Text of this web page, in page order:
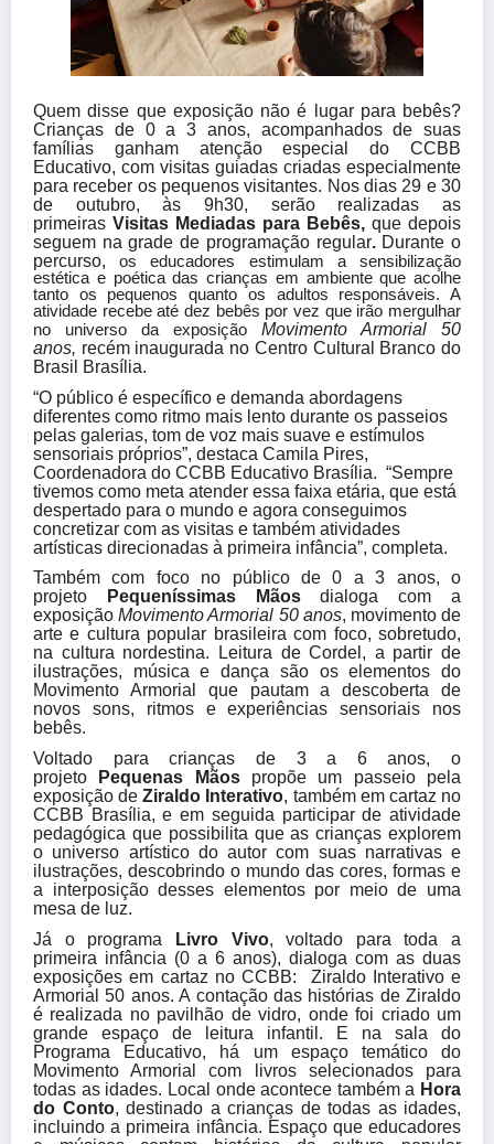
Quem disse que exposição não é lugar para bebês?
Crianças de 0 a 3 anos, acompanhados de suas
famílias ganham atenção especial do CCBB
Educativo, com visitas guiadas criadas especialmente
para receber os pequenos visitantes. Nos dias 29 e 30
de outubro, às 9h30, serão realizadas as
primeiras Visitas Mediadas para Bebês, que depois
seguem na grade de programação regular. Durante o
percurso,os educadores estimulam a sensibilização
estética e poética das crianças em ambiente que acolhe
tanto os pequenos quanto os adultos responsáveis. A
atividade recebe até dez bebês por vez que irão mergulhar
no universo da exposição
Movimento Armorial 50
anos, recém inaugurada no Centro Cultural Branco do
Brasil Brasília.
“O público é específico e demanda abordagens
diferentes como ritmo mais lento durante os passeios
pelas galerias, tom de voz mais suave e estímulos
sensoriais próprios”, destaca Camila Pires,
Coordenadora do CCBB Educativo Brasília. “Sempre
tivemos como meta atender essa faixa etária, que está
despertado para o mundo e agora conseguimos
concretizar com as visitas e também atividades
artísticas direcionadas à primeira infância”, completa.
Também com foco no público de 0 a 3 anos, o
projeto
Pequeníssimas Mãosdialoga com a
exposiçãoMovimento Armorial 50 anos, movimento de
arte e cultura popular brasileira com foco, sobretudo,
na cultura nordestina. Leitura de Cordel, a partir de
ilustrações, música e dança são os elementos do
Movimento Armorial que pautam a descoberta de
novos sons, ritmos e experiências sensoriais nos
bebês.
Voltado para crianças de 3 a 6 anos, o
projeto
Pequenas Mãospropõe um passeio pela
exposição deZiraldo Interativo, também em cartaz no
CCBB Brasília, e em seguida participar de atividade
pedagógica que possibilita que as crianças explorem
o universo artístico do autor com suas narrativas e
ilustrações, descobrindo o mundo das cores, formas e
a interposição desses elementos por meio de uma
mesa de luz.
Já o programa
Livro Vivo, voltado para toda a
primeira infância (0 a 6 anos), dialoga com as duas
exposições em cartaz no CCBB: Ziraldo Interativo e
Armorial 50 anos. A contação das histórias de Ziraldo
é realizada no pavilhão de vidro, onde foi criado um
grande espaço de leitura infantil. E na sala do
Programa Educativo, há um espaço temático do
Movimento Armorial com livros selecionados para
todas as idades. Local onde acontece também a Hora
do Conto, destinado a crianças de todas as idades,
incluindo a primeira infância. Espaço que educadores